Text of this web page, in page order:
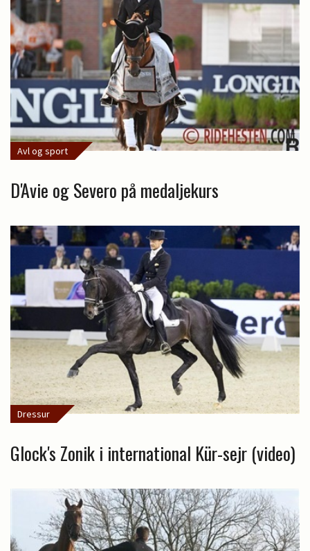
Avl og sport
D'Avie og Severo på medaljekurs
Dressur
Glock's Zonik i international Kür-sejr (video)